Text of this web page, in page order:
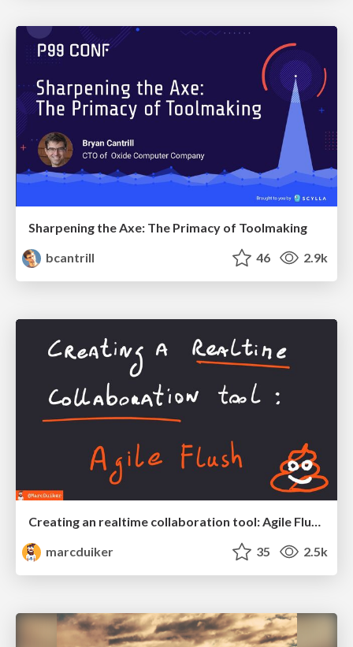
Sharpening the Axe: The Primacy of Toolmaking
bcantrill
46 2.9k
marcduiker
35 2.5k